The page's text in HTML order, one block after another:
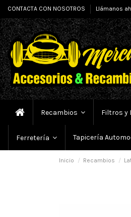
CONTACTA CON NOSOTROS Llámanos
Recambios Filtros y
Ferretería Tapicería
Inicio Recambios